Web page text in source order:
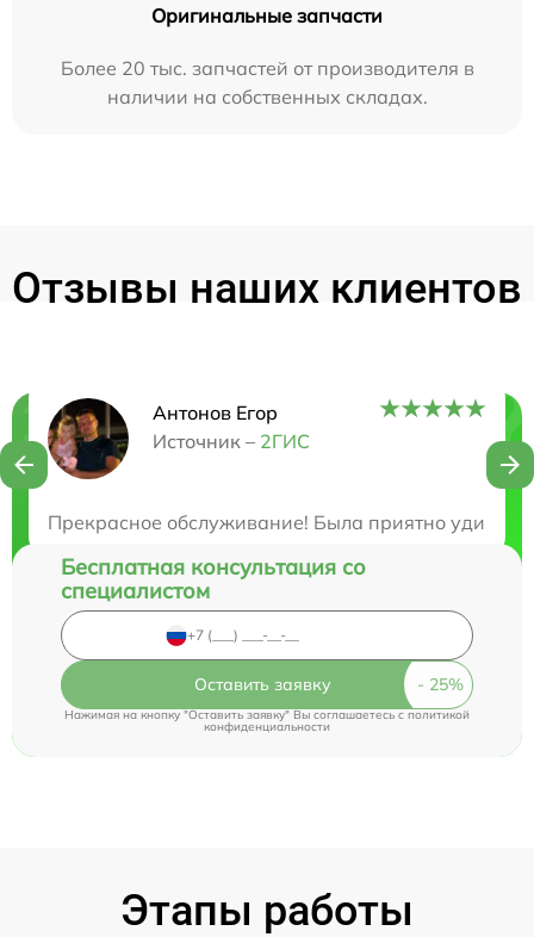
Оригинальные запчасти
Более 20 тыс. запчастей от производителя в
наличии на собственных складах.
Отзывы наших клиентов
Антонов Егор
Источник – 2ГИС
Прекрасное обслуживание! Была приятно
Нужна консультация?
Бесплатная консультация со
специалистом
Оставить заявку
Нажимая на кнопку "Оставить заявку" Вы соглашаетесь cполитикой
конфиденциальности
Этапы работы